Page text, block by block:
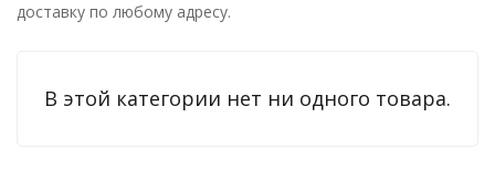
доставку по любому адресу.
В этой категории нет ни одного товара.